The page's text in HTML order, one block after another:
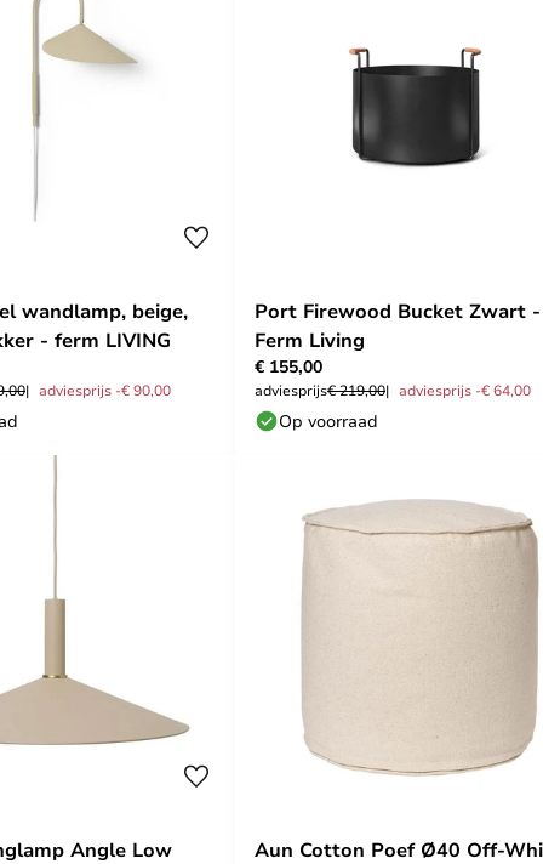
wandlamp, beige,
- ferm LIVING
adviesprijs -€ 90,00
Port Firewood Bucket Zwart -
Ferm Living
€ 155,00
adviesprijs€ 219,00 adviesprijs -€ 64,00
Op voorraad
Angle Low
Aun Cotton Poef Ø40 Off-